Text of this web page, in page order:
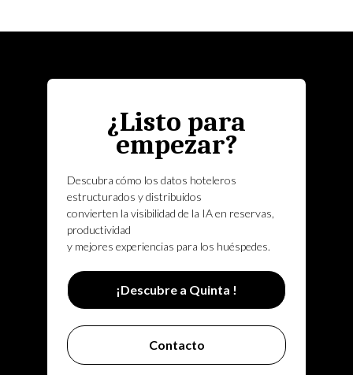
¿Listo para
empezar?
Descubra cómo los datos hoteleros
estructurados y distribuidos
convierten la visibilidad de la IA en reservas,
productividad
y mejores experiencias para los huéspedes.
¡Descubre a Quinta !
Contacto